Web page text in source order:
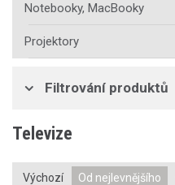
Notebooky, MacBooky
Projektory
Filtrování produktů
Televize
Výchozí Od nejlevnějšího